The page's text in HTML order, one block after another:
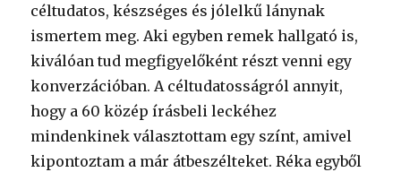
céltudatos, készséges és jólelkű lánynak
ismertem meg. Aki egyben remek hallgató is,
kiválóan tud megfigyelőként részt venni egy
konverzációban. A céltudatosságról annyit,
hogy a 60 közép írásbeli leckéhez
mindenkinek választottam egy színt, amivel
kipontoztam a már átbeszélteket. Réka egyből